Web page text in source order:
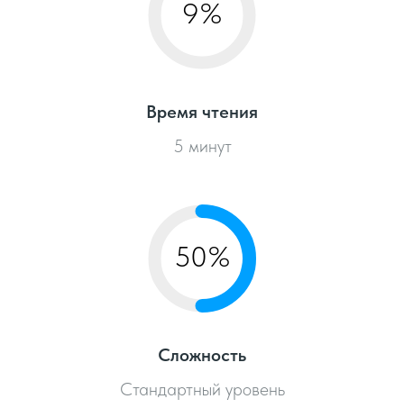
9%
Время чтения
5 минут
50%
Сложность
Стандартный уровень